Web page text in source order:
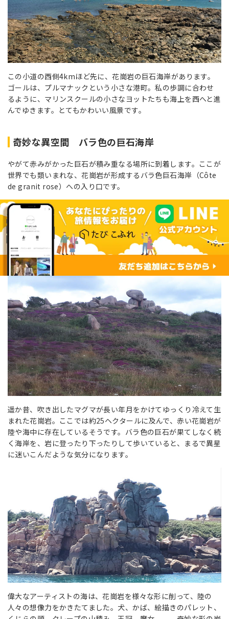
この小道の西側4kmほど先に、花崗岩の巨石海岸があります。
ゴールは、プルマナックという小さな港町。私の歩調に合わせ
るように、マリンスクールの小さなヨットたちも海上を西へと進
んでゆきます。とてもかわいい風景です。
奇妙な異空間 バラ色の巨石海岸
やがて赤みがかった巨石が積み重なる場所に到着します。ここが
世界でも類いまれな、花崗岩が形成するバラ色巨石海岸（Côte
de granit rose）への入り口です。
遥か昔、吹き出したマグマが長い年月をかけてゆっくり冷えて生
まれた花崗岩。ここでは約25ヘクタールに及んで、赤い花崗岩が
陸や海中に存在しているそうです。バラ色の巨石が果てしなく続
く海岸を、岩に登ったり下ったりして歩いていると、まるで異星
に迷いこんだような気分になります。
偉大なアーティストの海は、花崗岩を様々な形に削って、陸の
人々の想像力をかきたてました。犬、かば、絵描きのパレット、